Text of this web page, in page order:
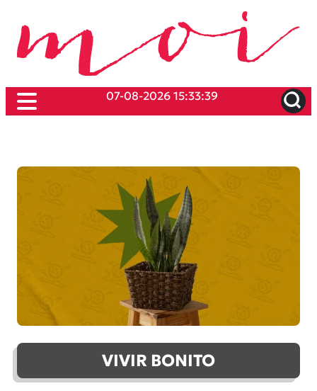
07-08-2026 15:33:39
VIVIR BONITO